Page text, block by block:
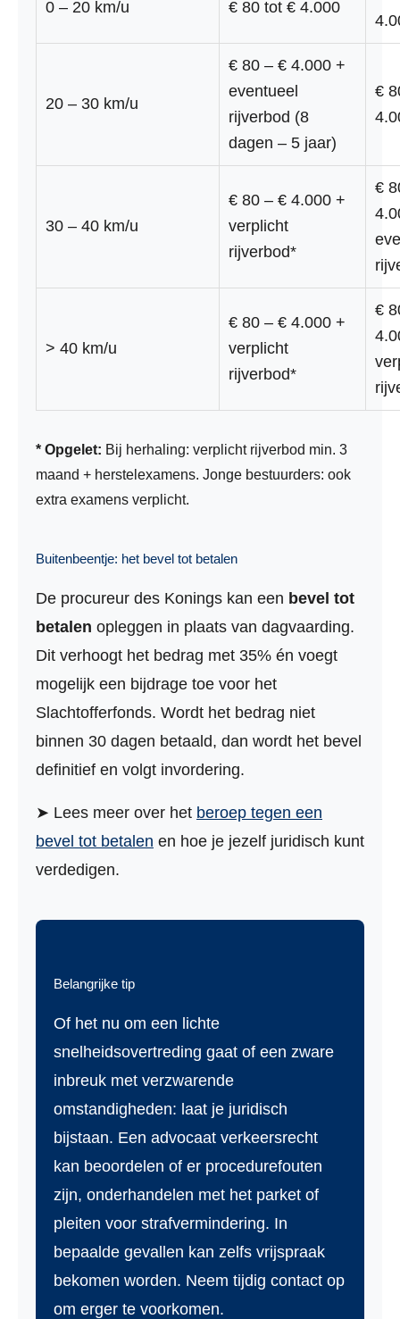
0 – 20 km/u € 80 tot € 4.000
20 – 30 km/u
€ 80 – € 4.000 +
eventueel
rijverbod (8
dagen – 5 jaar)
€
30 – 40 km/u
€ 80 – € 4.000 +
verplicht
rijverbod*
€
> 40 km/u
€ 80 – € 4.000 +
verplicht
rijverbod*
€
* Opgelet: Bij herhaling: verplicht rijverbod min. 3
maand + herstelexamens. Jonge bestuurders: ook
extra examens verplicht.
Buitenbeentje: het bevel tot betalen
De procureur des Konings kan een bevel tot
betalen opleggen in plaats van dagvaarding.
Dit verhoogt het bedrag met 35% én voegt
mogelijk een bijdrage toe voor het
Slachtofferfonds. Wordt het bedrag niet
binnen 30 dagen betaald, dan wordt het bevel
definitief en volgt invordering.
➤ Lees meer over het beroep tegen een
bevel tot betalen en hoe je jezelf juridisch kunt
verdedigen.
Belangrijke tip
Of het nu om een lichte
snelheidsovertreding gaat of een zware
inbreuk met verzwarende
omstandigheden: laat je juridisch
bijstaan. Een advocaat verkeersrecht
kan beoordelen of er procedurefouten
zijn, onderhandelen met het parket of
pleiten voor strafvermindering. In
bepaalde gevallen kan zelfs vrijspraak
bekomen worden. Neem tijdig contact op
om erger te voorkomen.